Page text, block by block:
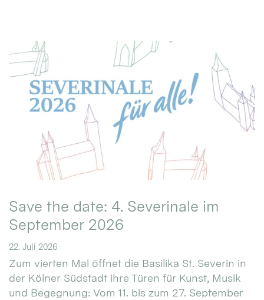
Save the date: 4. Severinale im
September 2026
22. Juli 2026
Zum vierten Mal öffnet die Basilika St. Severin in
der Kölner Südstadt ihre Türen für Kunst, Musik
und Begegnung: Vom 11. bis zum 27. September